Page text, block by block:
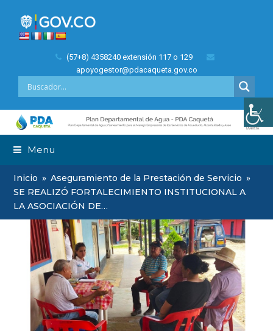
(57+8) 4358240 extensión 117 o 129
apoyogestor@pdacaqueta.gov.co
Menu
Inicio » Aseguramiento de la Prestación de Servicio »
SE REALIZÓ FORTALECIMIENTO INSTITUCIONAL A
LA ASOCIACIÓN DE…